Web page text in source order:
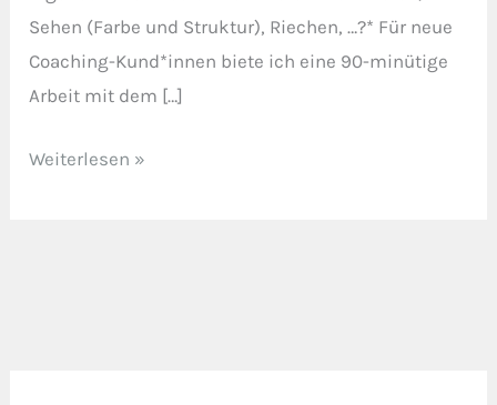
Sehen (Farbe und Struktur), Riechen, …?* Für neue
Coaching-Kund*innen biete ich eine 90-minütige
Arbeit mit dem […]
Weiterlesen »